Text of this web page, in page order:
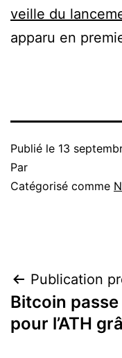
veille du
apparu en
Publié le 13
Par
Catégorisé comme
de
Publication
Bitcoin
pour l’ATH